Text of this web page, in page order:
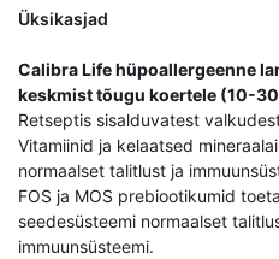
Üksikasjad
Calibra Life hüpoallergeenne
keskmist tõugu koertele (10-
Retseptis sisalduvatest
Vitamiinid ja kelaatsed
normaalset talitlust ja
FOS ja MOS prebiootikumid
seedesüsteemi normaalset
immuunsüsteemi.